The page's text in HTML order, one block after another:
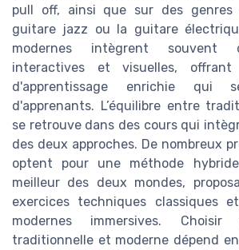
pull off, ainsi que sur des genres
guitare jazz ou la guitare
modernes intègrent souvent
interactives et visuelles, offrant
d'apprentissage enrichie qui
d'apprenants. L’équilibre entre
se retrouve dans des cours qui
des deux approches. De nombreux
optent pour une méthode
meilleur des deux mondes,
exercices techniques classiques
modernes immersives.
traditionnelle et moderne dépend